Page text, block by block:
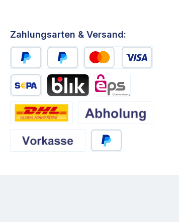
Zahlungsarten & Versand:
PayPal Später BezahlenKredit- oder Debitkarte
SEPA Lastschrift
BLIK
Abholung